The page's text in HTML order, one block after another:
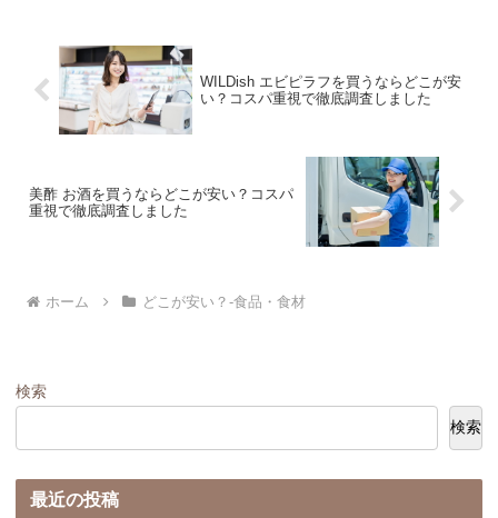
WILDish エビピラフを買うならどこが安
い？コスパ重視で徹底調査しました
美酢 お酒を買うならどこが安い？コスパ
重視で徹底調査しました
ホーム どこが安い？-食品・食材
検索
検索
最近の投稿